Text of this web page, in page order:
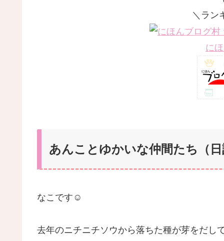
＼ラン
に
あんことゆかいな仲間たち（
なこです☺
去年のニチニチソウから落ちた種が芽をだし